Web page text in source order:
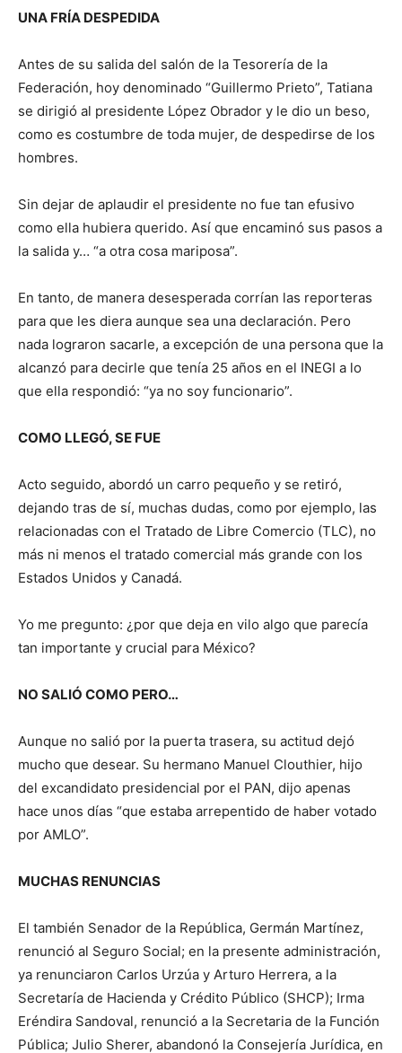
UNA FRÍA DESPEDIDA
Antes de su salida del salón de la Tesorería de la
Federación, hoy denominado “Guillermo Prieto”, Tatiana
se dirigió al presidente López Obrador y le dio un beso,
como es costumbre de toda mujer, de despedirse de los
hombres.
Sin dejar de aplaudir el presidente no fue tan efusivo
como ella hubiera querido. Así que encaminó sus pasos a
la salida y… “a otra cosa mariposa”.
En tanto, de manera desesperada corrían las reporteras
para que les diera aunque sea una declaración. Pero
nada lograron sacarle, a excepción de una persona que la
alcanzó para decirle que tenía 25 años en el INEGI a lo
que ella respondió: “ya no soy funcionario”.
COMO LLEGÓ, SE FUE
Acto seguido, abordó un carro pequeño y se retiró,
dejando tras de sí, muchas dudas, como por ejemplo, las
relacionadas con el Tratado de Libre Comercio (TLC), no
más ni menos el tratado comercial más grande con los
Estados Unidos y Canadá.
Yo me pregunto: ¿por que deja en vilo algo que parecía
tan importante y crucial para México?
NO SALIÓ COMO PERO…
Aunque no salió por la puerta trasera, su actitud dejó
mucho que desear. Su hermano Manuel Clouthier, hijo
del excandidato presidencial por el PAN, dijo apenas
hace unos días “que estaba arrepentido de haber votado
por AMLO”.
MUCHAS RENUNCIAS
El también Senador de la República, Germán Martínez,
renunció al Seguro Social; en la presente administración,
ya renunciaron Carlos Urzúa y Arturo Herrera, a la
Secretaría de Hacienda y Crédito Público (SHCP); Irma
Eréndira Sandoval, renunció a la Secretaria de la Función
Pública; Julio Sherer, abandonó la Consejería Jurídica, en